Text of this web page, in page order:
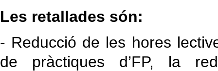
Les retallades són:
- Reducció de les hores
de pràctiques d’FP, la